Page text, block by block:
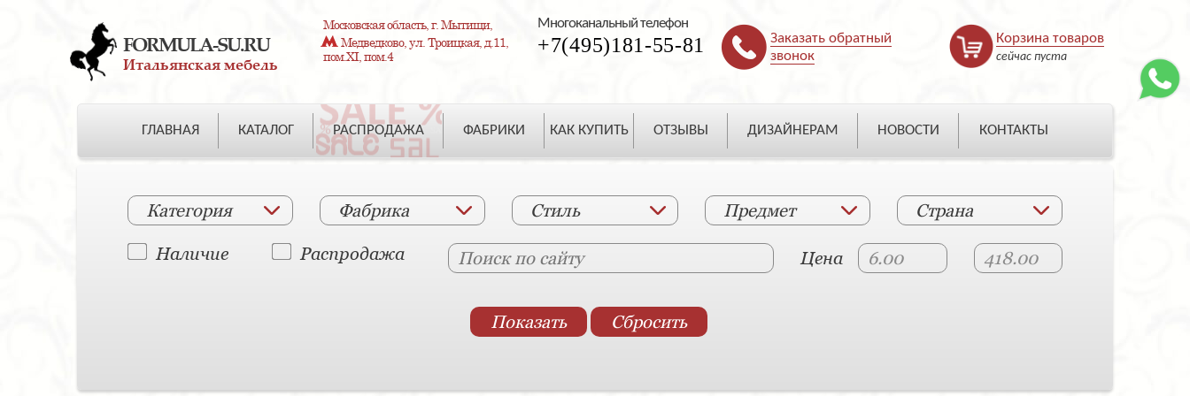
FORMULA-SU.RU
Итальянская мебель
Московская область, г. Мытищи,
Медведково, ул. Троицкая, д.11,
пом.XI, пом.4
Многоканальный телефон
+7(495)181-55-81
Заказать обратный
звонок
Корзина товаров
сейчас пуста
ГЛАВНАЯ КАТАЛОГ РАСПРОДАЖА ФАБРИКИ КАК КУПИТЬ ОТЗЫВЫ ДИЗАЙНЕРАМ НОВОСТИ КОНТАКТЫ
Категория Фабрика Стиль Предмет Страна
Наличие Распродажа Цена